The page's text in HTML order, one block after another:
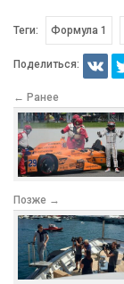
Теги: Формула 1
Поделиться:
← Ранее
Позже →